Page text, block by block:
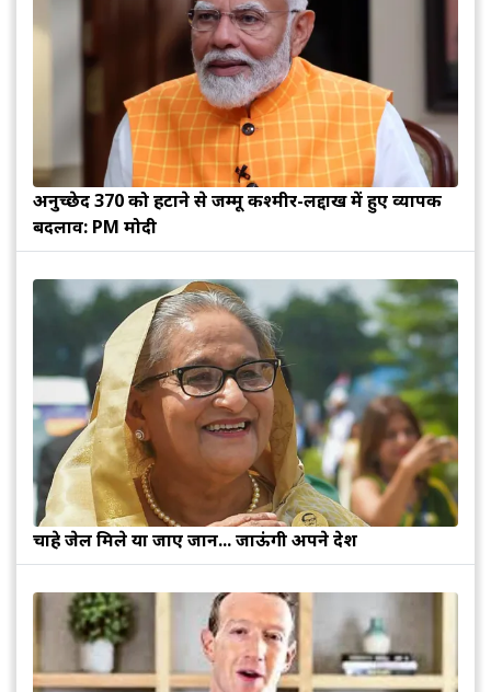
अनुच्छेद 370 को हटाने से जम्मू कश्मीर-लद्दाख में हुए व्यापक
बदलाव: PM मोदी
चाहे जेल मिले या जाए जान... जाऊंगी अपने देश